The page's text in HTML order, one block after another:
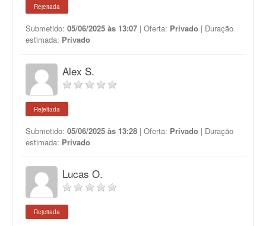
Rejeitada
Submetido: 05/06/2025 às 13:07 | Oferta: Privado | Duração
estimada: Privado
Alex S.
Rejeitada
Submetido: 05/06/2025 às 13:28 | Oferta: Privado | Duração
estimada: Privado
Lucas O.
Rejeitada